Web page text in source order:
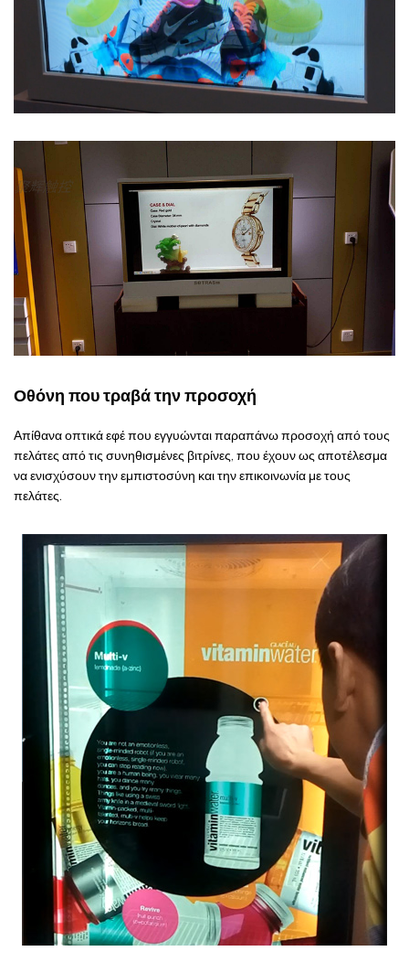
Οθόνη που τραβά την προσοχή
Απίθανα οπτικά εφέ που εγγυώνται παραπάνω προσοχή από τους
πελάτες από τις συνηθισμένες βιτρίνες, που έχουν ως αποτέλεσμα
να ενισχύσουν την εμπιστοσύνη και την επικοινωνία με τους
πελάτες.